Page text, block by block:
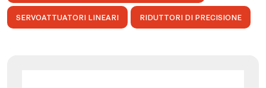
SERVOATTUATORI LINEARI RIDUTTORI DI PRECISIONE